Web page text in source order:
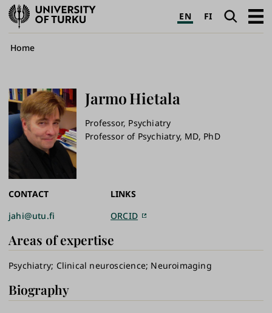
University
of
Turku
EN FI SearchOpen
Breadcrumb
Home
JarmoHietala
Professor, Psychiatry
Professor of Psychiatry, MD, PhD
CONTACT
jahi@utu.fi
LINKS
ORCID
Areas of expertise
Psychiatry Clinical neuroscience Neuroimaging
Biography